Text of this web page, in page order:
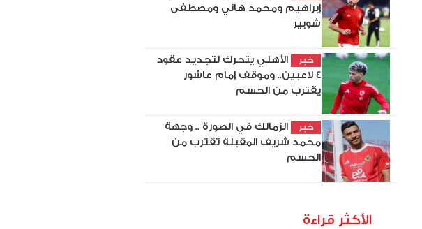
إبراهيم ومحمد هاني ومصطفى
شوبير
خبر
الأهلي يتحرك لتجديد عقود
4 لاعبين.. وموقف إمام عاشور
يقترب من الحسم
خبر
الزمالك في الصورة .. وجهة
محمد شريف المقبلة تقترب من
الحسم
الأكثر قراءة